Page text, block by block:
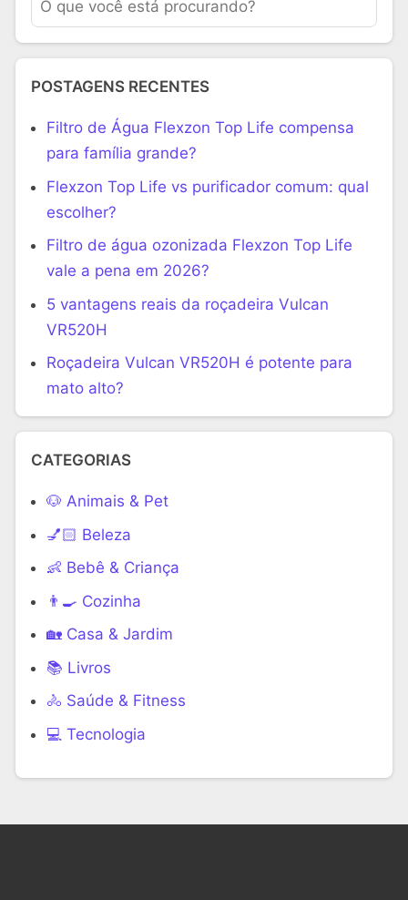
POSTAGENS RECENTES
Filtro de Água Flexzon Top Life compensa
para família grande?
Flexzon Top Life vs purificador comum: qual
escolher?
Filtro de água ozonizada Flexzon Top Life
vale a pena em 2026?
5 vantagens reais da roçadeira Vulcan
VR520H
Roçadeira Vulcan VR520H é potente para
mato alto?
CATEGORIAS
🐶 Animais & Pet
💅🏻 Beleza
👶 Bebê & Criança
👨‍🍳 Cozinha
🏡 Casa & Jardim
📚 Livros
🚴 Saúde & Fitness
‍💻 Tecnologia